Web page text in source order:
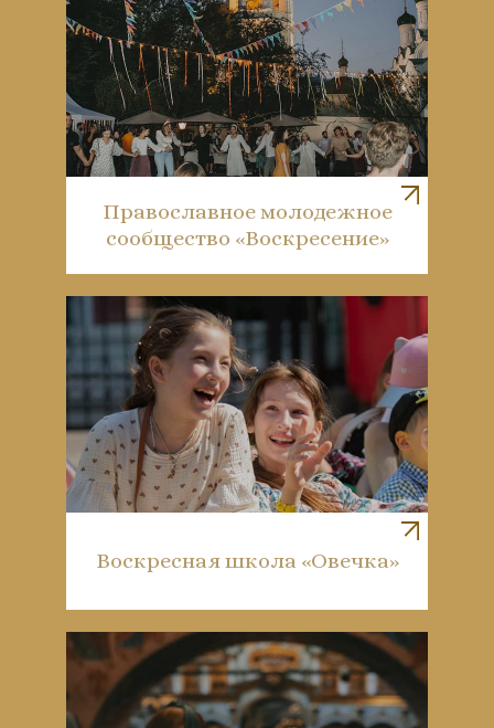
Воскресная школа «Овечка»
Православное молодежное
сообщество «Воскресение»